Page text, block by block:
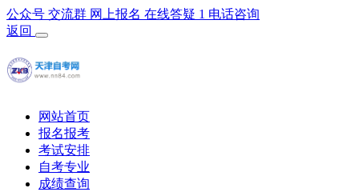
公众号 交流群 网上报名 在线答疑 1 电话咨询
返回
网站首页
报名报考
考试安排
自考专业
成绩查询